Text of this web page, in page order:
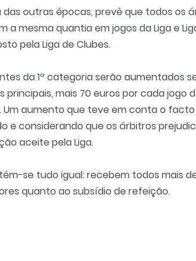
outras épocas, prevê que todos os
mesma quantia em jogos da Liga e
pela Liga de Clubes.
da 1ª categoria serão aumentados
mais 70 euros por cada jogo
Um aumento que teve em conta o
e considerando que os árbitros
aceite pela Liga.
se tudo igual: recebem todos mais
quanto ao subsídio de refeição.